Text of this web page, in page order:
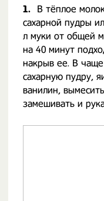
1.
В тёплое
сахарной пудры
л муки от общей
на 40 минут
накрыв ее. В
сахарную пудру,
ванилин,
замешивать и